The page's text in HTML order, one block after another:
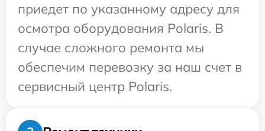
приедет по указанному адресу для
осмотра оборудования Polaris. В
случае сложного ремонта мы
обеспечим перевозку за наш счет в
сервисный центр Polaris.